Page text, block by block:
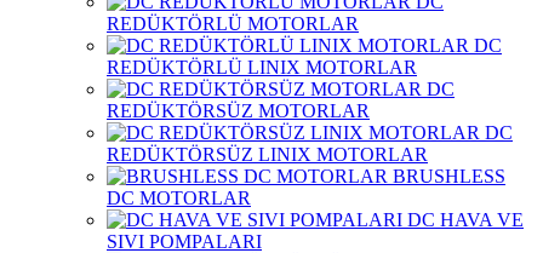
REDÜKTÖRLÜ MOTORLAR
DC
REDÜKTÖRLÜ LINIX MOTORLAR
DC
REDÜKTÖRSÜZ MOTORLAR
DC
REDÜKTÖRSÜZ LINIX MOTORLAR
BRUSHLESS
DC MOTORLAR
DC HAVA VE
SIVI POMPALARI